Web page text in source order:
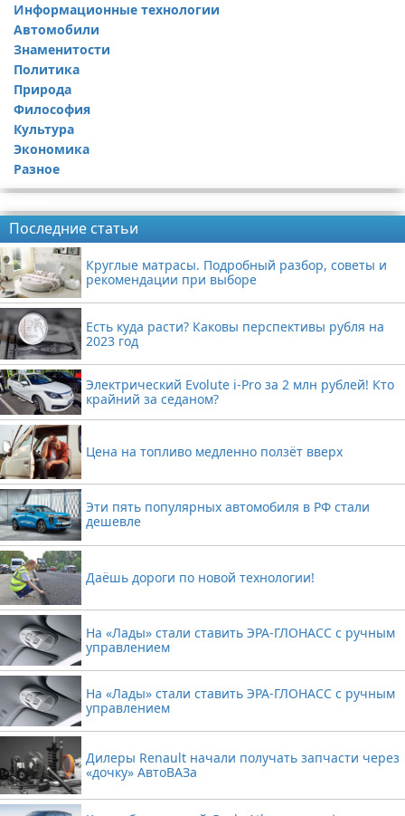
Информационные технологии
Автомобили
Знаменитости
Политика
Природа
Философия
Культура
Экономика
Разное
Последние статьи
Круглые матрасы. Подробный разбор, советы и
рекомендации при выборе
Есть куда расти? Каковы перспективы рубля на
2023 год
Электрический Evolute i-Pro за 2 млн рублей! Кто
крайний за седаном?
Цена на топливо медленно ползёт вверх
Эти пять популярных автомобиля в РФ стали
дешевле
Даёшь дороги по новой технологии!
На «Лады» стали ставить ЭРА-ГЛОНАСС с ручным
управлением
На «Лады» стали ставить ЭРА-ГЛОНАСС с ручным
управлением
Дилеры Renault начали получать запчасти через
«дочку» АвтоВАЗа